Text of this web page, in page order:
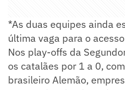
*As duas equipes ainda
última vaga para o
Nos play-offs da
os catalães por 1 a 0,
brasileiro Alemão,